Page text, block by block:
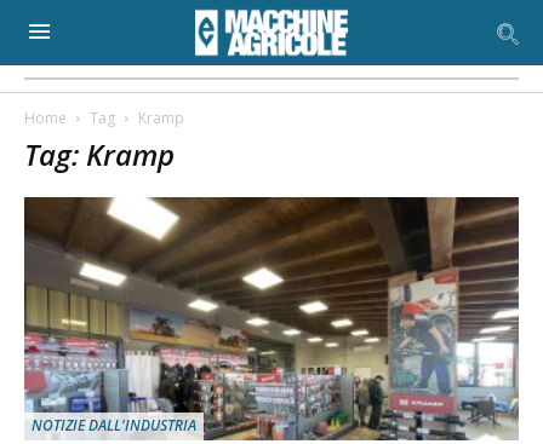
Home Tag Kramp
Tag: Kramp
NOTIZIE DALL'INDUSTRIA